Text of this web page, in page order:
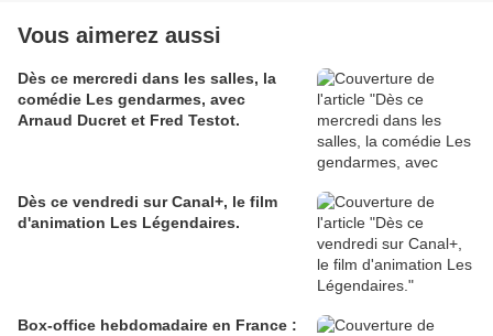
Vous aimerez aussi
Dès ce mercredi dans les salles, la
comédie Les gendarmes, avec
Arnaud Ducret et Fred Testot.
Dès ce vendredi sur Canal+, le film
d'animation Les Légendaires.
Box-office hebdomadaire en France :